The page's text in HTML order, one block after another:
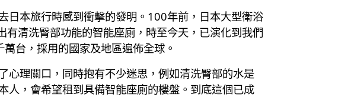
日本旅行時感到衝擊的發明。100年前，日本大型衛浴
清洗臀部功能的智能座廁，時至今天，已演化到我們
台，採用的國家及地區遍佈全球。
心理關口，同時抱有不少迷思，例如清洗臀部的水是
人，會希望租到具備智能座廁的樓盤。到底這個已成